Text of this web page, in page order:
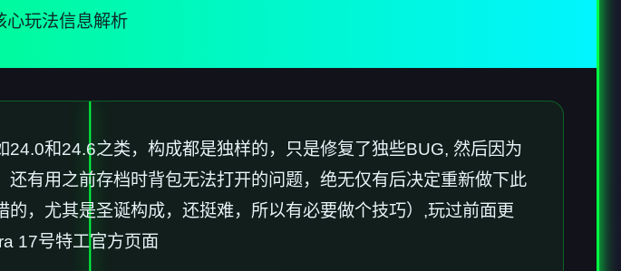
心玩法信息解析
和24.6之类，构成都是独样的，只是修复了独些BUG, 然后因为
有用之前存档时背包无法打开的问题，绝无仅有后决定重新做下此
，尤其是圣诞构成，还挺难，所以有必要做个技巧）,玩过前面更
17号特工官方页面